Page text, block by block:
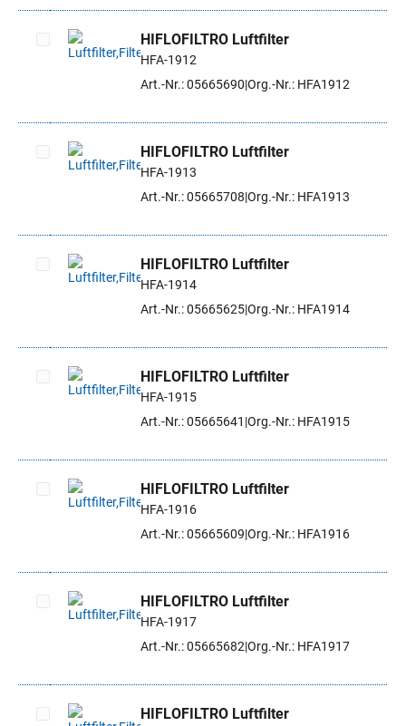
Artikel auswählen
HIFLOFILTRO Luftfilter
HFA-1912
Art.-Nr.: 05665690 Org.-Nr.: HFA1912
Artikel auswählen
HIFLOFILTRO Luftfilter
HFA-1913
Art.-Nr.: 05665708 Org.-Nr.: HFA1913
Artikel auswählen
HIFLOFILTRO Luftfilter
HFA-1914
Art.-Nr.: 05665625Org.-Nr.: HFA1914
Artikel auswählen
HIFLOFILTRO Luftfilter
HFA-1915
Art.-Nr.: 05665641 Org.-Nr.: HFA1915
Artikel auswählen
HIFLOFILTRO Luftfilter
HFA-1916
Art.-Nr.: 05665609 Org.-Nr.: HFA1916
Artikel auswählen
HIFLOFILTRO Luftfilter
HFA-1917
Art.-Nr.: 05665682 Org.-Nr.: HFA1917
HIFLOFILTRO Luftfilter